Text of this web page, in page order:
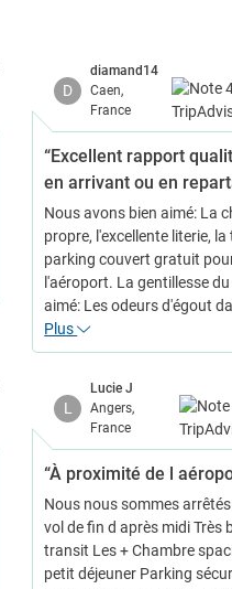
D
diamand14
Caen,
France
“Excellent rapport
en arrivant ou en
Nous avons bien aimé: La
propre, l'excellente literie,
parking couvert gratuit
l'aéroport. La gentillesse
aimé: Les odeurs d'égout
Plus
L
Lucie J
Angers,
France
“À proximité de l
Nous nous sommes
vol de fin d après midi
transit Les + Chambre
petit déjeuner Parking